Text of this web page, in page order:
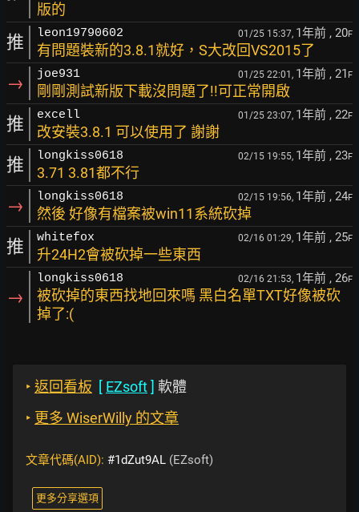
版的
推 leon19790602 01/25 15:37, 1年前 , 20F
有問題裝新的3.8.1就好，S大改回VS2015了
→ joe931 01/25 22:01, 1年前 , 21 F
剛剛測試新版下載沒問題了!!可正常開啟
推 excell 01/25 23:07, 1年前 , 22F
改安裝3.8.1 可以使用了 謝謝
推 longkiss0618 02/15 19:55, 1年前 , 23F
3.71 3.81都不行
→ longkiss0618 02/15 19:56, 1年前 , 24F
然後 好像有檔案被win11系統砍掉
推 whitefox 02/16 01:29, 1年前 , 25F
升24H2會被砍掉一些東西
→
longkiss0618 02/16 21:53, 1年前 , 26F
被砍掉的東西找地回來嗎 黑白名單TXT好像被砍
掉了:(
‣ 返回看板 [ EZsoft] 軟體
‣ 更多 WiserWilly 的文章
文章代碼(AID): #1dZut9AL (EZsoft)
更多分享選項